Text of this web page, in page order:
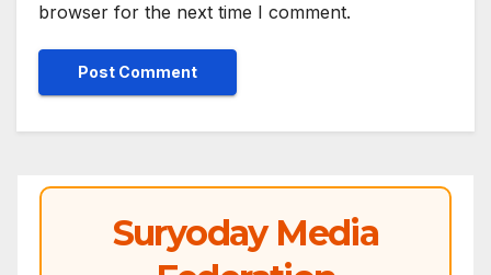
browser for the next time I comment.
Suryoday Media